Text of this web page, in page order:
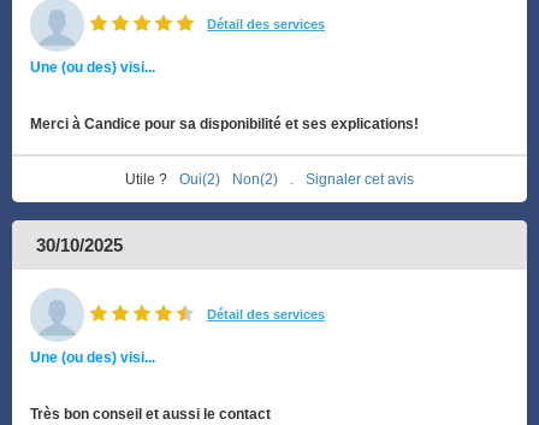
Détail des services
Une (ou des) visi...
Merci à Candice pour sa disponibilité et ses explications!
Utile ? Oui(2) Non(2) Signaler cet avis
30/10/2025
Détail des services
Une (ou des) visi...
Très bon conseil et aussi le contact